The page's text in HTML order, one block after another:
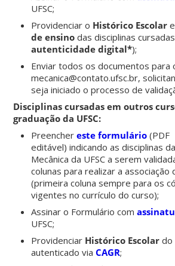
UFSC;
Providenciar o Histórico Escolar
de ensino das disciplinas
autenticidade digital*);
Enviar todos os documentos para
mecanica@contato.ufsc.br,
seja iniciado o processo de
Disciplinas cursadas em outros
graduação da UFSC:
Preenchereste formulário (PDF
editável) indicando as disciplinas
Mecânica da UFSC a serem
colunas para realizar a associação
(primeira coluna sempre para os
vigentes no currículo do curso);
Assinar o Formulário com
UFSC;
Providenciar Histórico Escolar do
autenticado viaCAGR;